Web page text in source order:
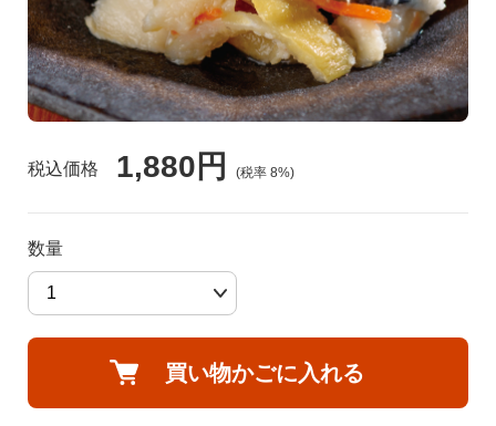
河村通夫 考案❗（カタログ）
レジェンド松下コーナー
美容 健康
DVD 書籍
トクセン❗どさんこ市場
よふかし🌙はやおき どさんこ市場
どさんこ市場（金曜日）
どさんこくんグッズ
税込価格 1,880円 (税率 8%)
数量
買い物かごに入れる